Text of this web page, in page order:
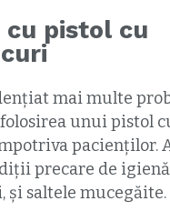
cu pistol cu
mai multe
unui pistol
pacienților.
precare de
saltele mucegăite.